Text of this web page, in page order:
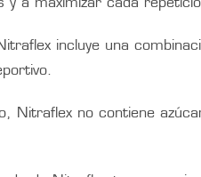
incluye una
Nitraflex no contiene